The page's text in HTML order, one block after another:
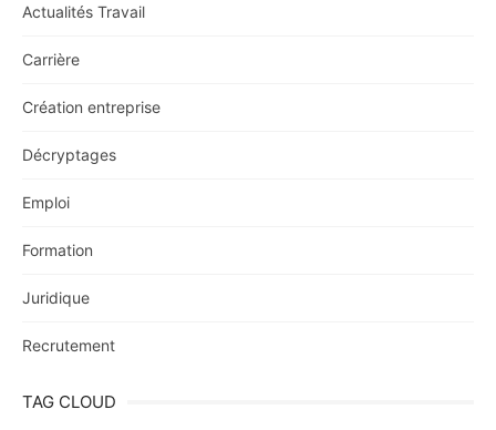
Actualités Travail
Carrière
Création entreprise
Décryptages
Emploi
Formation
Juridique
Recrutement
TAG CLOUD